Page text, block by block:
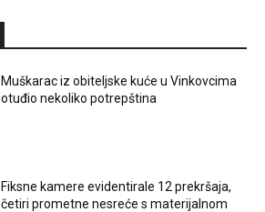
Muškarac iz obiteljske kuće u Vinkovcima
otuđio nekoliko potrepština
Fiksne kamere evidentirale 12 prekršaja,
četiri prometne nesreće s materijalnom